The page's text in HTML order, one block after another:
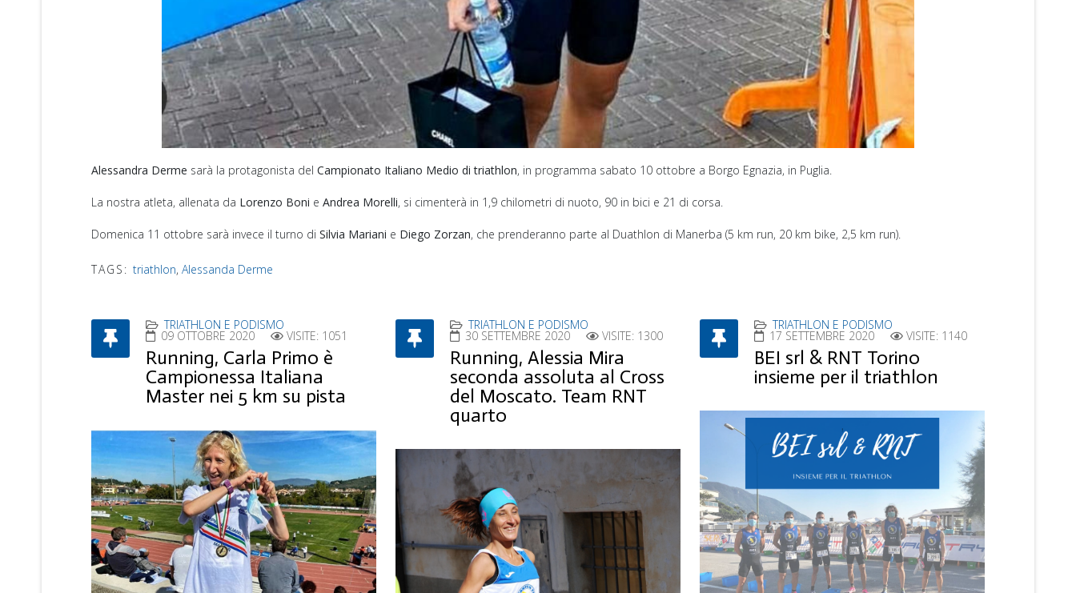
Alessandra Derme sarà la protagonista del Campionato Italiano Medio di triathlon, in programma sabato 10 ottobre a Borgo Egnazia, in Puglia.
La nostra atleta, allenata da Lorenzo Boni e Andrea Morelli, si cimenterà in 1,9 chilometri di nuoto, 90 in bici e 21 di corsa.
Domenica 11 ottobre sarà invece il turno di Silvia Mariani e Diego Zorzan, che prenderanno parte al Duathlon di Manerba (5 km run, 20 km bike, 2,5 km run).
TAGS: triathlon, Alessanda Derme
TRIATHLON E PODISMO
09 OTTOBRE 2020 VISITE: 1051
Running, Carla Primo è
Campionessa Italiana
Master nei 5 km su pista
TRIATHLON E PODISMO
30 SETTEMBRE 2020 VISITE: 1300
Running, Alessia Mira
seconda assoluta al Cross
del Moscato. Team RNT
quarto
TRIATHLON E PODISMO
17 SETTEMBRE 2020 VISITE: 1140
BEI srl & RNT Torino
insieme per il triathlon